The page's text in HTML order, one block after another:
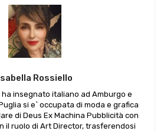
Rossiello
ha insegnato italiano ad Amburgo e
si e` occupata di moda e grafica
di Deus Ex Machina Pubblicità con
il ruolo di Art Director, trasferendosi